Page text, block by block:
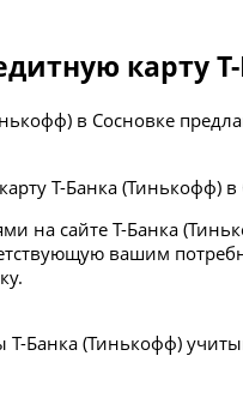
карту
в Сосновке
Т-Банка (Тинькофф)
на сайте Т-Банка
вашим
Банка (Тинькофф)